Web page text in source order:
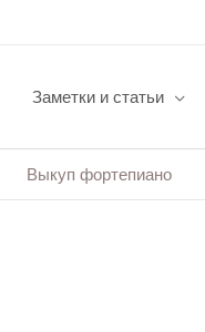
Заметки и статьи
Выкуп фортепиано